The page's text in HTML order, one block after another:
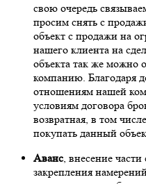
свою очередь
просим снять с
объект с продажи на
нашего клиента на
объекта так же можно
компанию. Благодаря
отношениям нашей
условиям договора
возвратная, в том
покупать данный
Аванс, внесение части
закрепления